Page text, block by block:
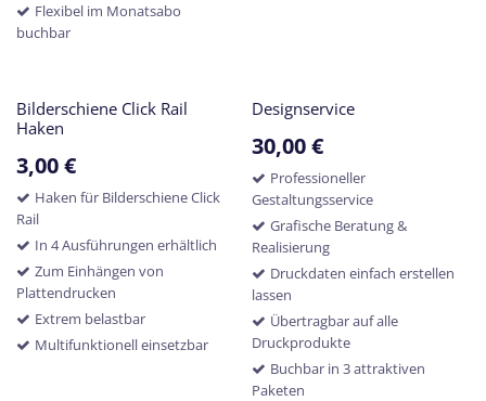
Flexibel im Monatsabo
buchbar
Bilderschiene Click Rail
Haken
3,00€
Haken für Bilderschiene Click
Rail
In 4 Ausführungen erhältlich
Zum Einhängen von
Plattendrucken
Extrem belastbar
Multifunktionell einsetzbar
Designservice
30,00€
Professioneller
Gestaltungsservice
Grafische Beratung &
Realisierung
Druckdaten einfach erstellen
lassen
Übertragbar auf alle
Druckprodukte
Buchbar in 3 attraktiven
Paketen